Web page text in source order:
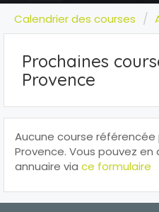
Calendrier des courses
Prochaines
Provence
Aucune course
Provence. Vous pouvez
annuaire via ce formulaire